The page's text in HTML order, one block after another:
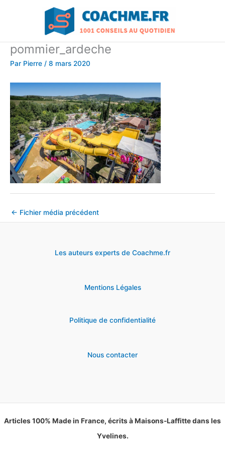
pommier_ardeche
Par Pierre / 8 mars 2020
← Fichier média précédent
Les auteurs experts de Coachme.fr
Mentions Légales
Politique de confidentialité
Nous contacter
Articles 100% Made in France, écrits à Maisons-Laffitte dans les
Yvelines.